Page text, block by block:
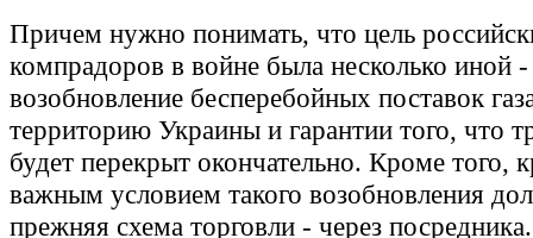
Причем нужно понимать, что цель
компрадоров в войне была несколько иной -
возобновление бесперебойных поставок
территорию Украины и гарантии того, что
будет перекрыт окончательно. Кроме того,
важным условием такого возобновления
прежняя схема торговли - через